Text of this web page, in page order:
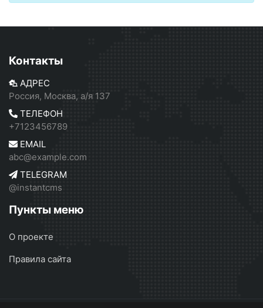
Контакты
АДРЕС
Россия, Москва, а/я 137
ТЕЛЕФОН
+7123456789
EMAIL
abc@example.com
TELEGRAM
@instantcms
Пункты меню
О проекте
Правила сайта